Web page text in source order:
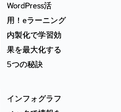
WordPress活
用！eラーニング
内製化で学習効
果を最大化する
5つの秘訣
インフォグラフ